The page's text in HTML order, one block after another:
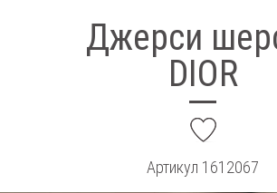
Джерси
DIOR
Артикул 1612067